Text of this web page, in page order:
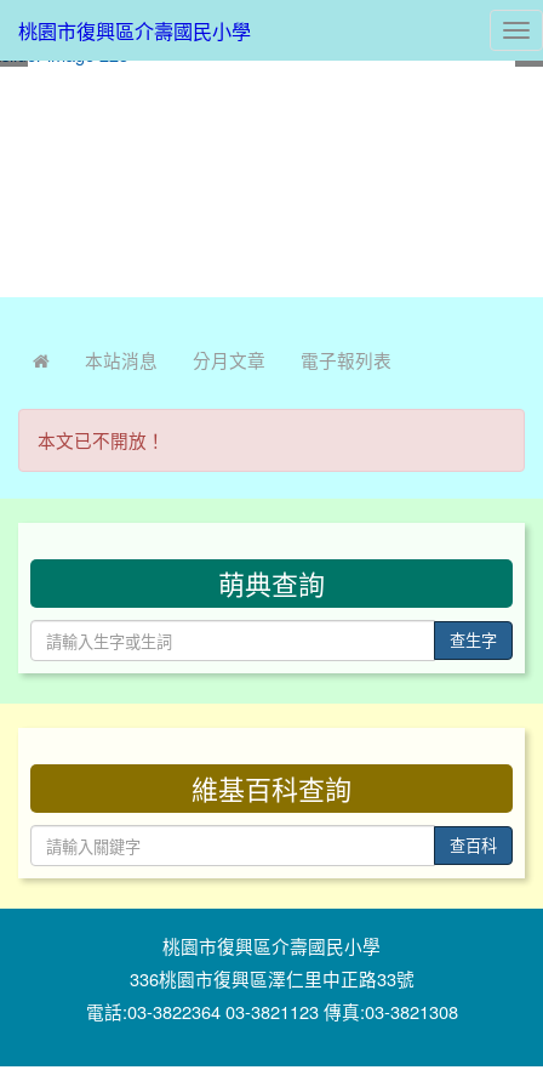
桃園市復興區介壽國民小學
本站消息 分月文章 電子報列表
本文已不開放！
萌典查詢
查生字
維基百科查詢
查百科
桃園市復興區介壽國民小學
336桃園市復興區澤仁里中正路33號
電話:03-3822364 03-3821123 傳真:03-3821308